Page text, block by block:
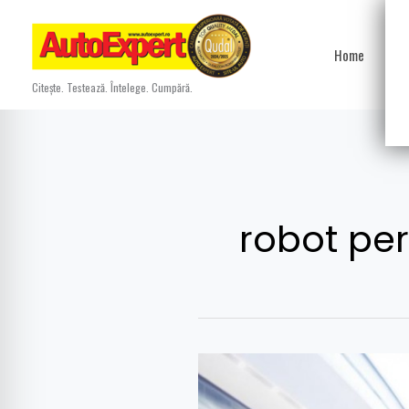
content
Citește. Testează. Întelege. Cumpără.
Home
robot
cel